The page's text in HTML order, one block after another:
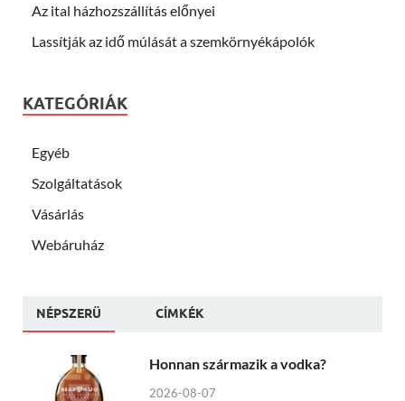
Az ital házhozszállítás előnyei
Lassítják az idő múlását a szemkörnyékápolók
KATEGÓRIÁK
Egyéb
Szolgáltatások
Vásárlás
Webáruház
NÉPSZERÜ CÍMKÉK
Honnan származik a vodka?
2026-08-07